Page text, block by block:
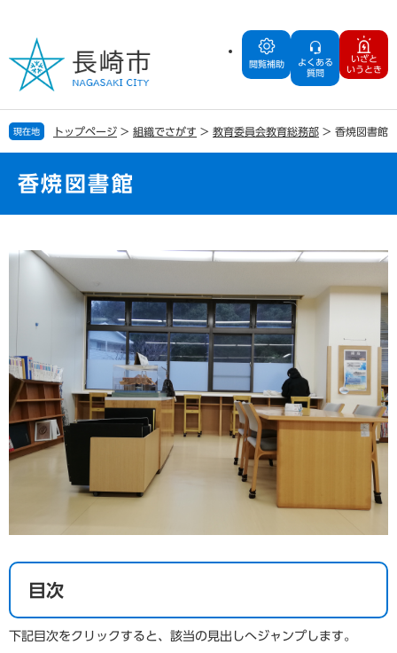
の
で
す
ー
ば
し
へ
閲覧補助
よくある
質問
いざと
いうとき
現在地 トップページ > 組織でさがす > 教育委員会教育総務部 > 香焼図書館
香焼図書館
文
目次
下記目次をクリックすると、該当の見出しへジャンプします。